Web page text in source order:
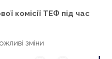
комісії ТЕФ під час
зміни